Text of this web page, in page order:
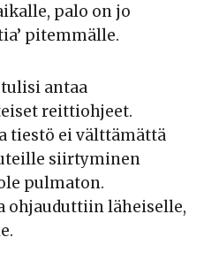
palo on jo
pitemmälle.
antaa
reittiohjeet.
tiestö ei välttämättä
siirtyminen
pulmaton.
ohjauduttiin läheiselle,